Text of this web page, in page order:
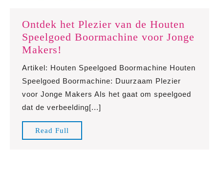
Ontdek het Plezier van de Houten
Speelgoed Boormachine voor Jonge
Makers!
Plezier
van
de
Houten
Speelgoed
Boormachine
Artikel: Houten Speelgoed Boormachine Houten
Speelgoed Boormachine: Duurzaam Plezier
voor Jonge Makers Als het gaat om speelgoed
dat de verbeelding[...]
Read Full
Full